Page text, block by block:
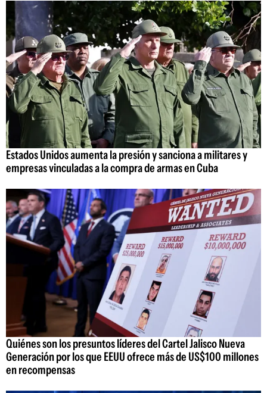
Estados Unidos aumenta la presión y sanciona a militares y
empresas vinculadas a la compra de armas en Cuba
Quiénes son los presuntos líderes del Cartel Jalisco Nueva
Generación por los que EEUU ofrece más de US$100 millones
en recompensas